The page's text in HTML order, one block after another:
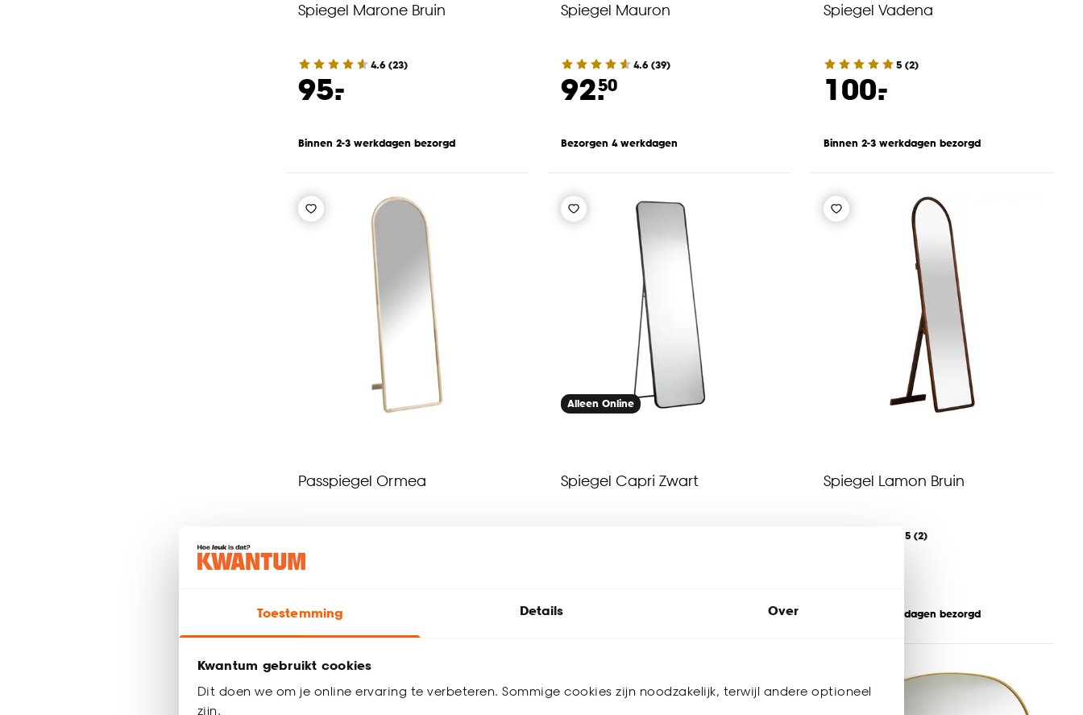
Toestemming Details Over
Kwantum gebruikt cookies
Dit doen we om je online ervaring te verbeteren. Sommige cookies zijn noodzakelijk, terwijl andere optioneel
zijn.
Spiegel Marone Bruin
4.6 (23)
95.
-
Binnen 2-3 werkdagen bezorgd
Spiegel Mauron
4.6 (39)
92.50
Bezorgen 4 werkdagen
Spiegel Vadena
5 (2)
100.
-
Binnen 2-3 werkdagen bezorgd
Passpiegel Ormea
65.
Binnen 2-3 werkdagen bezorgd
Alleen Online
Spiegel Capri Zwart
Binnen 2-3 werkdagen bezorgd
Spiegel Lamon Bruin
4.5 (2)
Binnen 2-3 werkdagen bezorgd